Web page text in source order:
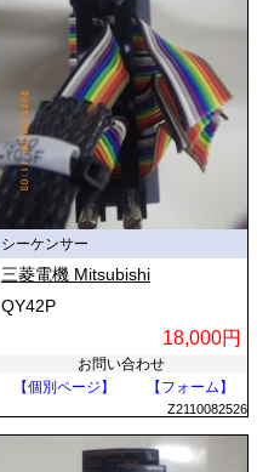
シーケンサー
三菱電機 Mitsubishi
QY42P
18,000円
お問い合わせ
【個別ページ】
【フォーム】
Z2110082526